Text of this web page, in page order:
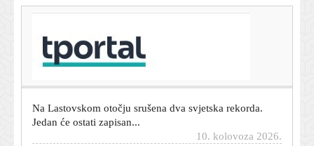
Bizarni propust u e-mailu otkriva poslovne tajne
svakome tko kupi pravu domenu
Jedan će ostati zapisan...